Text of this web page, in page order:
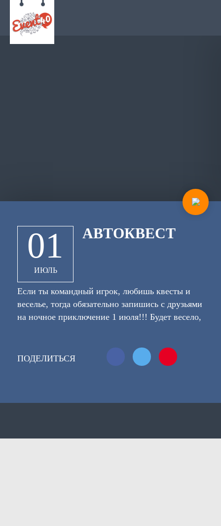
01
ИЮЛЬ
АВТОКВЕСТ
Если ты командный игрок, любишь квесты и
веселье, тогда обязательно запишись с друзьями
на ночное приключение 1 июля!!! Будет весело,
кусочков изображений. Ваша цель - понять, где
находятся места на фото, приехать к ним, найти
ПОДЕЛИТЬСЯ